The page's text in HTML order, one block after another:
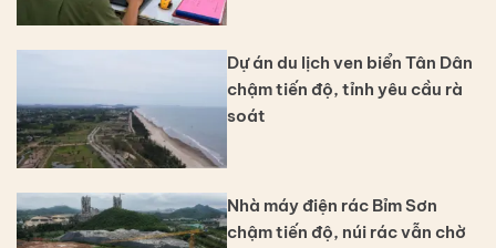
Dự án du lịch ven biển Tân Dân
chậm tiến độ, tỉnh yêu cầu rà
soát
Nhà máy điện rác Bỉm Sơn
chậm tiến độ, núi rác vẫn chờ